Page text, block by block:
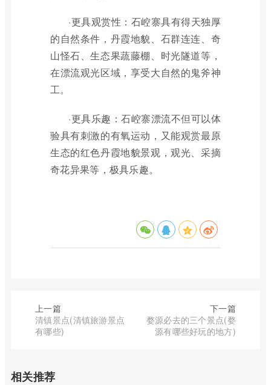
·更具观赏性：石崆寨具有得天独厚
的自然条件，丹霞地貌、石群连连、奇
山怪石、生态果蔬藤棚、时光隧道等，
在漂流观光区域，享受大自然的鬼斧神
工。
·更具乐趣：石崆寨漂流不但可以体
验具有刺激的有氧运动，又能观赏最原
生态的红色丹霞地貌景观，观光、采摘
奇花异果等，极具乐趣。
上一篇
清镇景点(清镇旅游景点
有哪些)
下一篇
婺源必去的三个景点(婺
源有哪些好玩的地方)
相关推荐